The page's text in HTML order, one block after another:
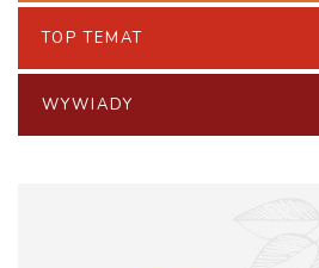
TOP TEMAT
WYWIADY